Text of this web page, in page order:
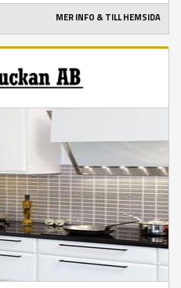
MER INFO & TILL HEMSIDA